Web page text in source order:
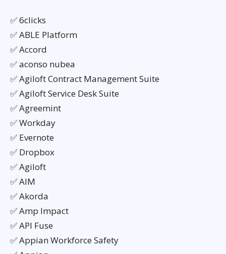
✅ 6clicks
✅ ABLE Platform
✅ Accord
✅ aconso nubea
✅ Agiloft Contract Management Suite
✅ Agiloft Service Desk Suite
✅ Agreemint
✅ Workday
✅ Evernote
✅ Dropbox
✅ Agiloft
✅ AIM
✅ Akorda
✅ Amp Impact
✅ API Fuse
✅ Appian Workforce Safety